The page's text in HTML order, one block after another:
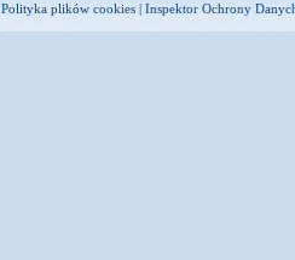
Polityka plików cookies | Inspektor Ochrony